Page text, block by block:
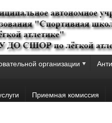
организации
Приемная комиссия